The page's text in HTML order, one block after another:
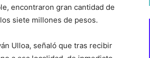
encontraron gran cantidad de
siete millones de pesos.
Ulloa, señaló que tras recibir